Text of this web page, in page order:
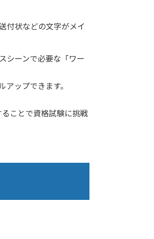
付状などの文字がメイ
シーンで必要な「ワー
ップできます。
ことで資格試験に挑戦